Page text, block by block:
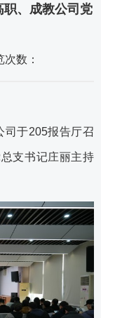
、成教公司党
次数：
于205报告厅召
支书记庄丽主持